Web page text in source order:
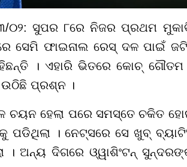
୦୨: ସୁପର ୮ରେ ନିଜର ପ୍ରଥମ
ସେମି ଫାଇନାଲ ରେସ୍ ଦଳ ପାଇଁ
। ଏହାରି ଭିତରେ କୋଚ୍
ପ୍ରଶ୍ନ ।
ଚୟନ ହେଲା ପରେ ସମସ୍ତେ ଚକିତ
ପଡିଥିଲା । ନେଟ୍ସରେ ସେ ଖୁବ୍
। ଅନ୍ୟ ଦିଗରେ ଓ୍ୱାଶିଂଟନ୍